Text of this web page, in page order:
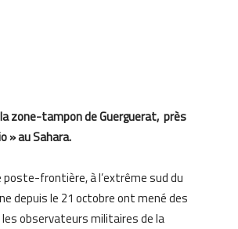
zone-tampon de Guerguerat, près
» au Sahara.
frontière, à l’extrême sud du
depuis le 21 octobre ont mené des
observateurs militaires de la